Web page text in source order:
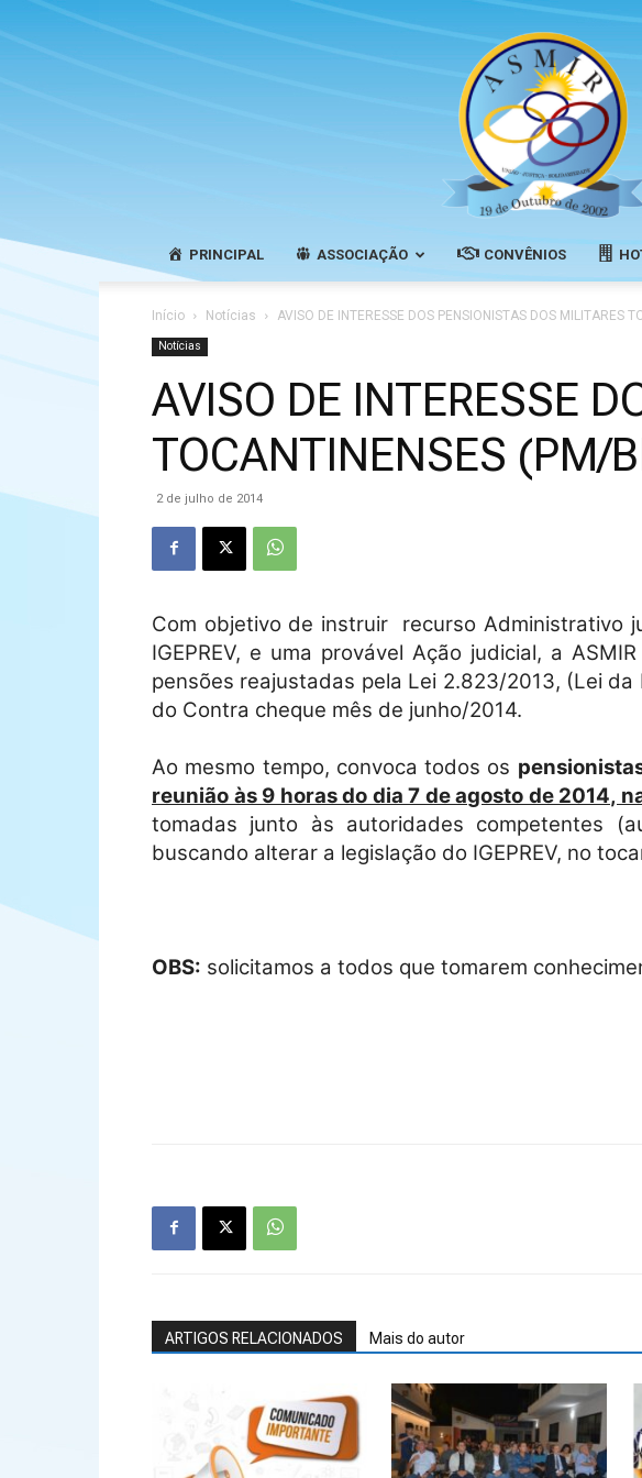
PRINCIPAL ASSOCIAÇÃO CONVÊNIOS
Início Notícias AVISO DE INTERESSE DOS PENSIONISTAS DOS MILITARES
Notícias
AVISO DE INTERESSE
TOCANTINENSES (PM/
2 de julho de 2014
Com objetivo de instruir recurso Administrativo
IGEPREV, e uma provável Ação judicial, a
pensões reajustadas pela Lei 2.823/2013, (Lei
do Contra cheque mês de junho/2014.
Ao mesmo tempo, convoca todos os
reunião às 9 horas do dia 7 de agosto de 2014,
tomadas junto às autoridades competentes
buscando alterar a legislação do IGEPREV, no
OBS: solicitamos a todos que tomarem
ARTIGOS RELACIONADOS Mais do autor